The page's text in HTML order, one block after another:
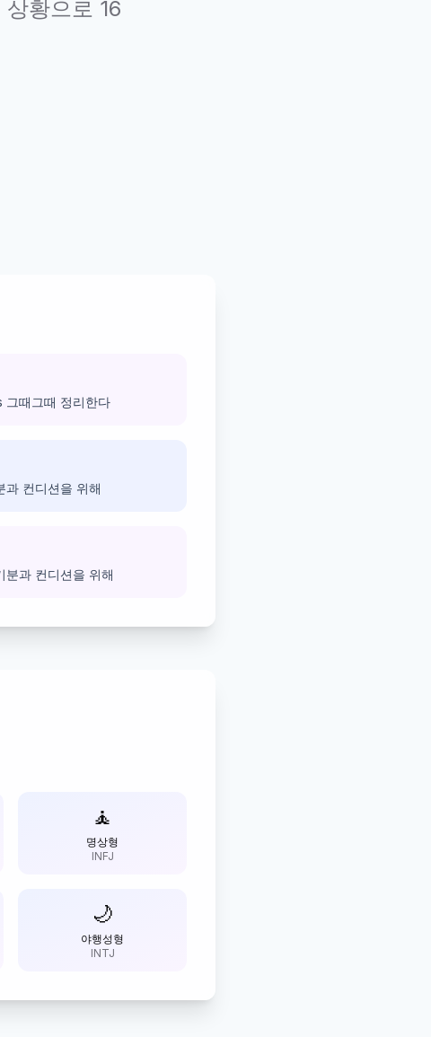
황으로 16
그때그때 정리한다
과 컨디션을 위해
분과 컨디션을 위해
🧘
명상형
INFJ
🌙
야행성형
INTJ